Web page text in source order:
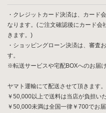
・クレジットカード決済は、カード
なります。(ご注文確認後にカード
きます。)
・ショッピングローン決済は、審査
す。
※転送サービスや宅配BOXへのお届
ヤマト運輸にて配送させて頂きます。
￥50,000以上で送料は当店が負担い
￥50,000未満は全国一律￥700でお届